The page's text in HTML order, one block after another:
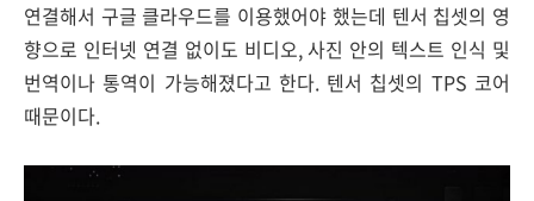
연결해서 구글 클라우드를 이용했어야 했는데 텐서 칩셋의 영
향으로 인터넷 연결 없이도 비디오, 사진 안의 텍스트 인식 및
번역이나 통역이 가능해졌다고 한다. 텐서 칩셋의 TPS 코어
때문이다.